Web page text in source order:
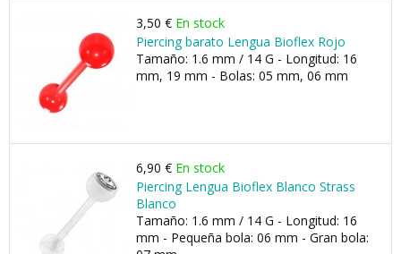
3,50 € En stock
Piercing barato Lengua Bioflex Rojo
Tamaño: 1.6 mm / 14 G - Longitud: 16
mm, 19 mm - Bolas: 05 mm, 06 mm
6,90 € En stock
Piercing Lengua Bioflex Blanco Strass
Blanco
Tamaño: 1.6 mm / 14 G - Longitud: 16
mm - Pequeña bola: 06 mm - Gran bola: